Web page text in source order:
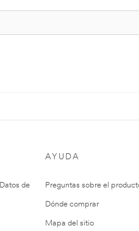
de
AYUDA
Preguntas sobre el
Dónde comprar
Mapa del sitio